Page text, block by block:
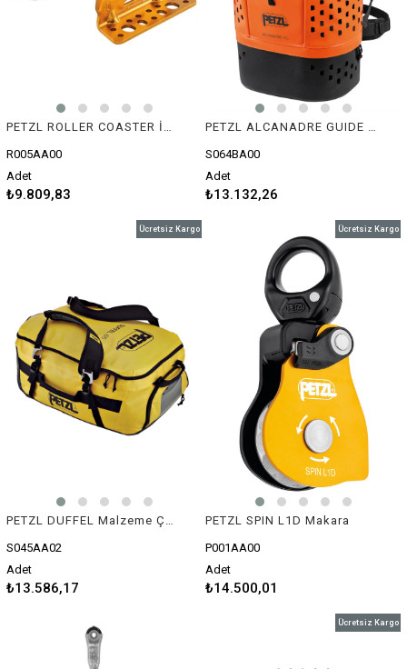
PETZL ROLLER COASTER İp Koruyucu
R005AA00
Adet
₺9.809,83
PETZL ALCANADRE GUIDE 45 Kanyon Çantası
S064BA00
Adet
₺13.132,26
S045AA02
Adet
₺13.586,17
Ücretsiz Kargo
PETZL SPIN L1D Makara
P001AA00
Adet
₺14.500,01
Ücretsiz Kargo
Ücretsiz Kargo